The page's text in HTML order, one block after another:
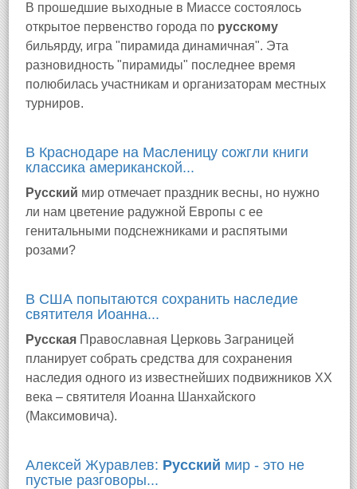
В прошедшие выходные в Миассе состоялось
открытое первенство города по русскому
бильярду, игра "пирамида динамичная". Эта
разновидность "пирамиды" последнее время
полюбилась участникам и организаторам местных
турниров.
В Краснодаре на Масленицу сожгли книги
классика американской...
Русский мир отмечает праздник весны, но нужно
ли нам цветение радужной Европы с ее
генитальными подснежниками и распятыми
розами?
В США попытаются сохранить наследие
святителя Иоанна...
Русская Православная Церковь Заграницей
планирует собрать средства для сохранения
наследия одного из известнейших подвижников XX
века – святителя Иоанна Шанхайского
(Максимовича).
Алексей Журавлев: Русский мир - это не
пустые разговоры...